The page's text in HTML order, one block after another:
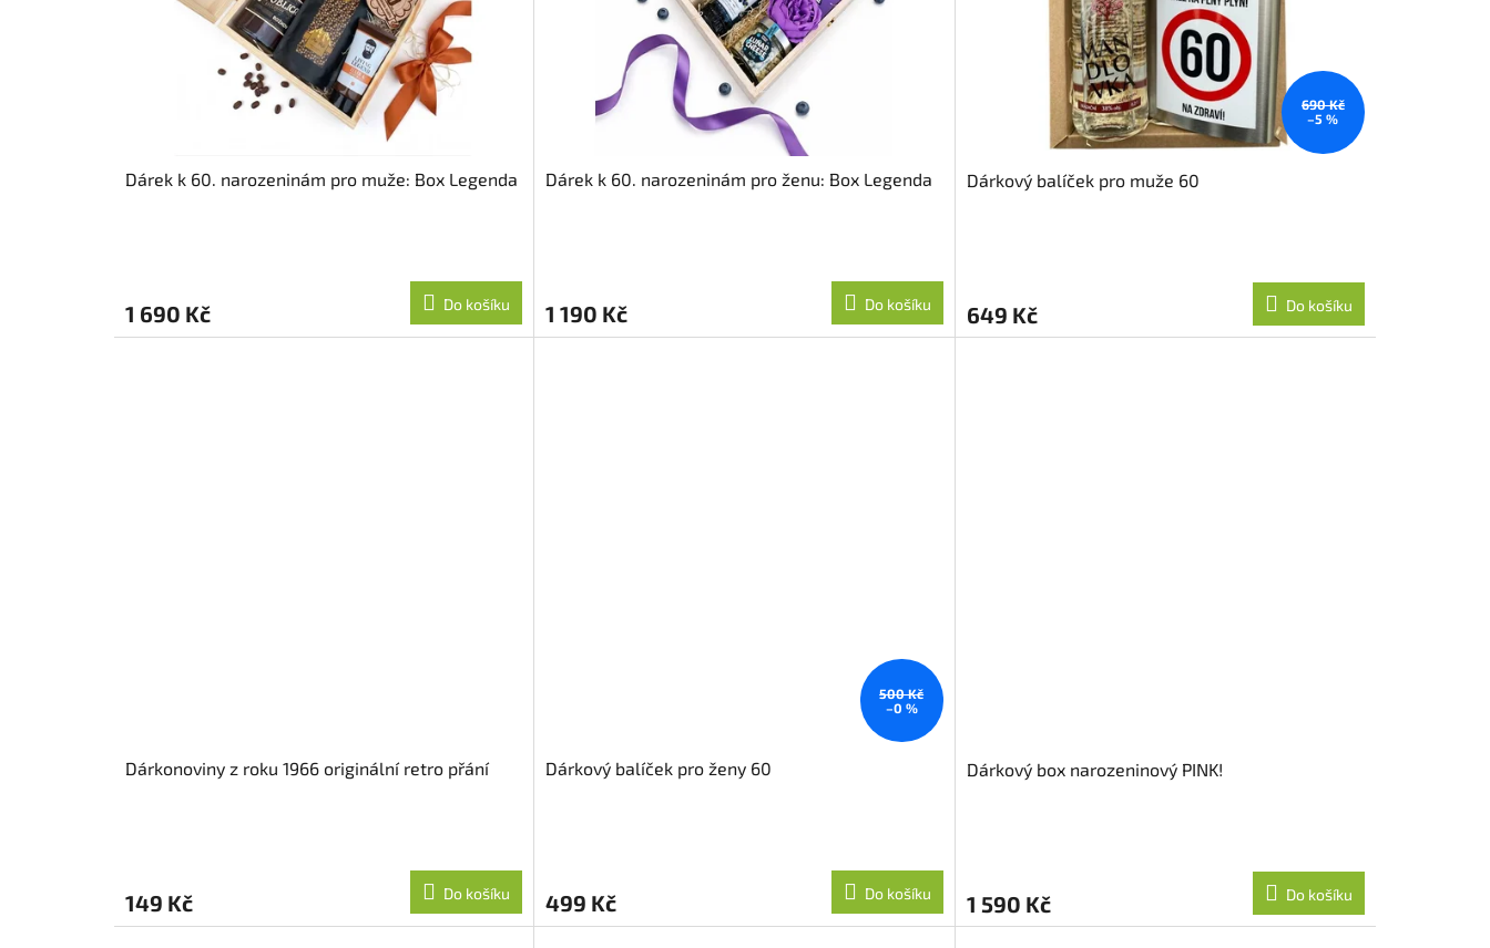
Dárek k 60. narozeninám pro muže: Box Legenda
1 690 Kč Do košíku
Dárek k 60. narozeninám pro ženu: Box Legenda
1 190 Kč Do košíku
690 Kč
–5 %
Dárkový balíček pro muže 60
649 Kč Do košíku
Dárkonoviny z roku 1966 originální retro přání
149 Kč Do košíku
500 Kč
–0 %
Dárkový balíček pro ženy 60
499 Kč Do košíku
Dárkový box narozeninový PINK!
1 590 Kč Do košíku